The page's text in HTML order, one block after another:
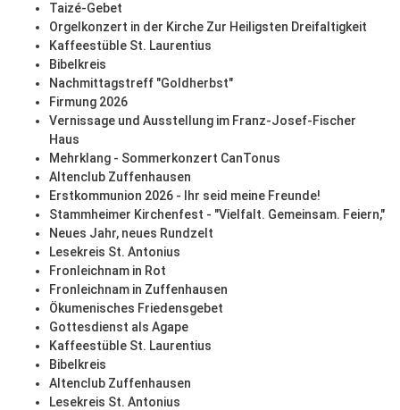
Taizé-Gebet
Orgelkonzert in der Kirche Zur Heiligsten Dreifaltigkeit
Kaffeestüble St. Laurentius
Bibelkreis
Nachmittagstreff "Goldherbst"
Firmung 2026
Vernissage und Ausstellung im Franz-Josef-Fischer
Haus
Mehrklang - Sommerkonzert CanTonus
Altenclub Zuffenhausen
Erstkommunion 2026 - Ihr seid meine Freunde!
Stammheimer Kirchenfest - "Vielfalt. Gemeinsam. Feiern,"
Neues Jahr, neues Rundzelt
Lesekreis St. Antonius
Fronleichnam in Rot
Fronleichnam in Zuffenhausen
Ökumenisches Friedensgebet
Gottesdienst als Agape
Kaffeestüble St. Laurentius
Bibelkreis
Altenclub Zuffenhausen
Lesekreis St. Antonius